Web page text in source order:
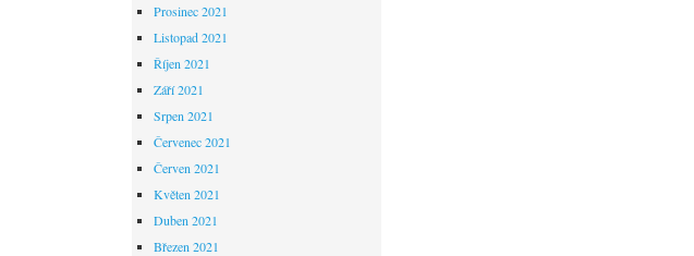
Prosinec 2021
Listopad 2021
Říjen 2021
Září 2021
Srpen 2021
Červenec 2021
Červen 2021
Květen 2021
Duben 2021
Březen 2021